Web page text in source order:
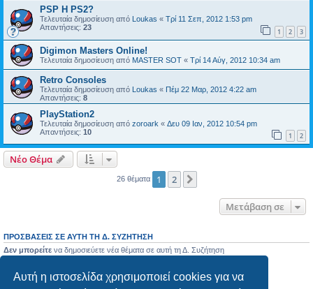
Αυτή η ιστοσελίδα χρησιμοποιεί cookies για να
PSP H PS2?
Τελευταία δημοσίευση από Loukas « Τρί 11 Σεπ, 2012 1:53 pm
Απαντήσεις: 23 1 2 3
Digimon Masters Online!
Τελευταία δημοσίευση από MASTER SOT « Τρί 14 Αύγ, 2012 10:34 am
Retro Consoles
Τελευταία δημοσίευση από Loukas « Πέμ 22 Μαρ, 2012 4:22 am
Απαντήσεις: 8
PlayStation2
Τελευταία δημοσίευση από zoroark « Δευ 09 Ιαν, 2012 10:54 pm
Απαντήσεις: 10 1 2
Νέο Θέμα
26 θέματα 1 2
Μετάβαση σε
ΠΡΟΣΒΆΣΕΙΣ ΣΕ ΑΥΤΉ ΤΗ Δ. ΣΥΖΉΤΗΣΗ
Δεν μπορείτε να δημοσιεύετε νέα θέματα σε αυτή τη Δ. Συζήτηση
Δεν μπορείτενα διαγράφετε τις δημοσιεύσεις σας σε αυτή τη Δ. Συζήτηση